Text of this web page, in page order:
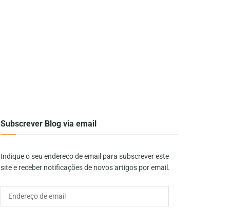
Subscrever Blog via email
Indique o seu endereço de email para subscrever este
site e receber notificações de novos artigos por email.